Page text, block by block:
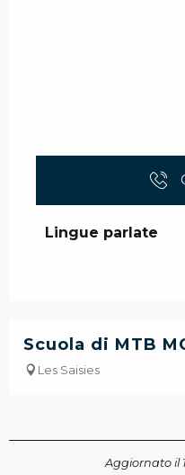
Lingue parlate
Lingue parlate
Scuola di MTB
Les Saisies
Aggiornato il